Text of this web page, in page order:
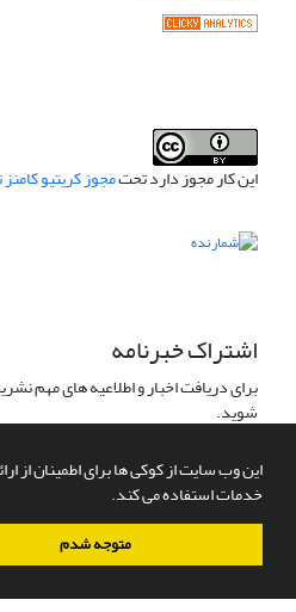
این وب سایت از کوکی ها برای اطمینان از
خدمات استفاده می کند.
متوجه شدم
این کار مجوز دارد تحتمجوز کریتیو کامنز تخصیص
اشتراک خبرنامه
برای دریافت اخبار و اطلاعیه های مهم
شوید.
سامانه مدیریت نشریات علمی.طراحی و